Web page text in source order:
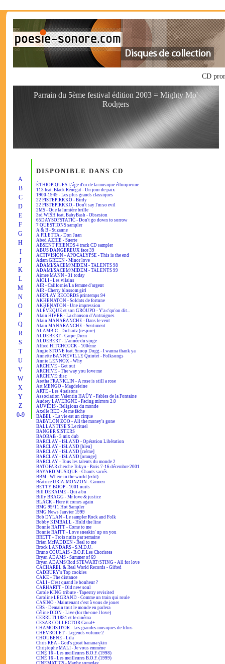
CD
Parrain du 5ème festival édition 2003 = Mighty Mo'
Rodgers
A
B
C
D
E
F
G
H
I
J
K
L
M
N
O
P
Q
R
S
T
U
V
W
X
Y
Z
0-9
DISPONIBLE DANS CD
ÉTHIOPIQUES L'âge d'or de la musique éthiopienne
113 feat. Black Rénégat - Un jour de paix
1900-1949 - Les plus grands classiques
22 PISTEPIRKKO - Birdy
22 PISTEPIRKKO - Don't say I'm so evil
2MS - Que la lumière brille
3rd WISH feat. BabyBash - Obsesion
65DAYSOFSTATIC - Don't go down to sorrow
7 QUESTIONS sampler
A & B - Suzanne
A FILETTA - Don Juan
Abed AZRIÉ - Suerte
ABSENT FRIENDS 4 track CD sampler
ABUS DANGEREUX face 39
ACTIVISION - APOCALYPSE - This is the end
Adam GREEN - Minor love
ADAMI/SACEM/MIDEM - TALENTS 98
ADAMI/SACEM/MIDEM - TALENTS 99
Aimee MANN - 31 today
AÏOLI - Les vilains
AIR - Californie/La femme d'argent
AIR - Cherry blossom girl
AIRPLAY RECORDS printemps 94
AKHENATON - Soldats de fortune
AKHENATON - Une impression
ALÉVÊQUE et son GROUPO - Y'a c'qu'on dit...
Alain HIVER - La chanson d'Antraigues
Alain MANARANCHE - Dans le vent
Alain MANARANCHE - Sentiment
ALAMBIC - Dichaïtz (respire)
ALDEBERT - Carpe Diem
ALDEBERT - L'année du singe
Alfred HITCHCOCK - 100ème
Angie STONE feat. Snoop Dogg - I wanna thank ya
Annette BANNEVILLE Quintet - Folksongs
Annie LENNOX - Why
ARCHIVE - Get out
ARCHIVE - The way you love me
ARCHIVE:disc
Aretha FRANKLIN - A rose is still a rose
Art MENGO - Magdeleine
ARTE - Les 4 saisons
Association Valentin HAÜY - Fables de la Fontaine
Audrey LAVERGNE - Facing mirrors 2.0
AUVIDIS - Religions du monde
Axelle RED - Je me fâche
BABEL - La vie est un cirque
BABYLON ZOO - All the money's gone
BALLANTINE'S Le rituel
BANGER SISTERS
BAOBAB - 3 mix dub
BARCLAY - ISLAND - Opération Libération
BARCLAY - ISLAND [bleu]
BARCLAY - ISLAND [crème]
BARCLAY - ISLAND [orange]
BARCLAY - Tous les talents du monde 2
BATOFAR cherche Tokyo - Paris 7-16 décembre 2001
BAYARD MUSIQUE - Chants sacrés
BBM - Where in the world (edit)
Béatrice URIA-MONZON - Carmen
BETTY BOOP - 1001 nuits
Bill DERAIME - Qui a bu
Billy BRAGG - Mr love & justice
BLACK - Here it comes again
BMG 99/11 Hot Sampler
BMG News Janvier 1999
Bob DYLAN - Le sampler Rock and Folk
Bobby KIMBALL - Hold the line
Bonnie RAITT - Come to me
Bonnie RAITT - Love sneakin' up on you
BRETT - Trois nuits par semaine
Brian McFADDEN - Real to me
Brock LANDARS - S.M.D.U.
Bruno COULAIS - B.O.F. Les Choristes
Bryan ADAMS - Summer of 69
Bryan ADAMS/Rod STEWART/STING - All for love
CACHAREL & Real World Records - Gifted
CADBURY's Top cookies
CAKE - The distance
CALI - C'est quand le bonheur ?
CARHARTT - Old new soul
Carole KING tribute - Tapestry revisited
Caroline LEGRAND - Comme un train qui roule
CASINO - Maintenant c'est à vous de jouer
CBS - Demain tout le monde en parlera
Céline DION - Live (for the one I love)
CERRUTI 1881 et le cinéma
CESAR COLLECTOR Canal+
CHAMOIS D'OR - Les grandes musiques de films
CHEVROLET - Legends volume 2
CHOUBENE - Lila
Chris REA - God's great banana skin
Christophe MALI - Je vous emmène
CINÉ 16 - Les meilleures B.O.F. (1998)
CINÉ 16 - Les meilleures B.O.F. (1999)
CINEMATICS - Maybe someday